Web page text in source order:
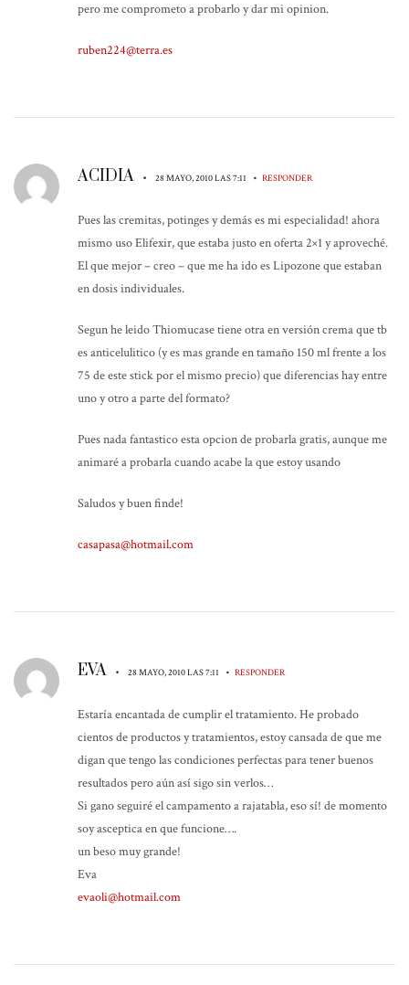
pero me comprometo a probarlo y dar mi opinion.
ruben224@terra.es
ACIDIA • 28 MAYO, 2010 LAS 7:11 • RESPONDER
Pues las cremitas, potinges y demás es mi especialidad! ahora
mismo uso Elifexir, que estaba justo en oferta 2×1 y aproveché.
El que mejor – creo – que me ha ido es Lipozone que estaban
en dosis individuales.
Segun he leido Thiomucase tiene otra en versión crema que tb
es anticelulitico (y es mas grande en tamaño 150 ml frente a los
75 de este stick por el mismo precio) que diferencias hay entre
uno y otro a parte del formato?
Pues nada fantastico esta opcion de probarla gratis, aunque me
animaré a probarla cuando acabe la que estoy usando
Saludos y buen finde!
casapasa@hotmail.com
EVA • 28 MAYO, 2010 LAS 7:11 • RESPONDER
Estaría encantada de cumplir el tratamiento. He probado
cientos de productos y tratamientos, estoy cansada de que me
digan que tengo las condiciones perfectas para tener buenos
resultados pero aún así sigo sin verlos…
Si gano seguiré el campamento a rajatabla, eso sí! de momento
soy asceptica en que funcione….
un beso muy grande!
Eva
evaoli@hotmail.com